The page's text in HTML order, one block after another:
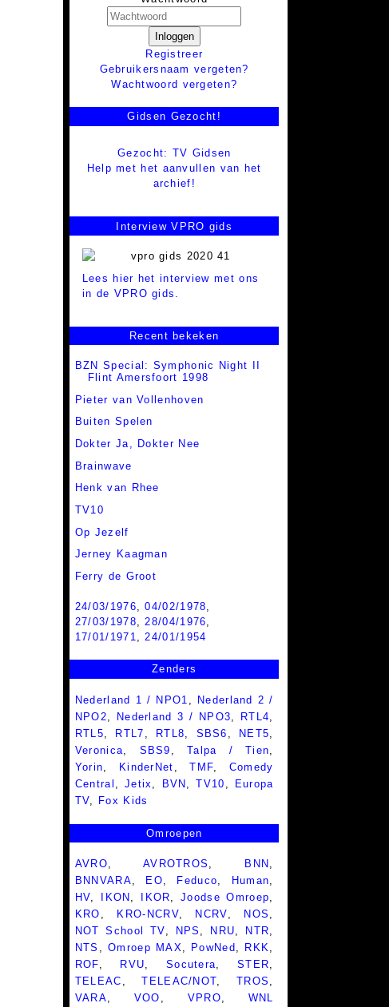
Inloggen
Registreer
Gebruikersnaam vergeten?
Wachtwoord vergeten?
Gidsen Gezocht!
Gezocht: TV Gidsen
Help met het aanvullen van het
archief!
Interview VPRO gids
Lees hier het interview met ons
in de VPRO gids.
Recent bekeken
BZN Special: Symphonic Night II
Flint Amersfoort 1998
Pieter van Vollenhoven
Buiten Spelen
Dokter Ja, Dokter Nee
Brainwave
Henk van Rhee
TV10
Op Jezelf
Jerney Kaagman
Ferry de Groot
24/03/1976,04/02/1978,
27/03/1978,28/04/1976,
17/01/1971,24/01/1954
Zenders
Nederland 1 / NPO1
Nederland 2 /
NPO2
Nederland 3 / NPO3 RTL4
RTL5
RTL7 RTL8 SBS6 NET5
Veronica
SBS9 ,Talpa / Tien
Yorin
KinderNet ,TMF
Comedy
Central
Jetix BVN ,TV10
Europa
TV
Fox Kids
Omroepen
AVRO, AVROTROS , BNN ,
BNNVARA, EO, Feduco, Human,
HV, IKON , IKOR,Joodse Omroep,
KRO , KRO-NCRV, NCRV, NOS ,
NOT School TV, NPS , NRU, NTR,
NTS ,Omroep MAX, PowNed , RKK,
ROF, RVU, Socutera,STER,
TELEAC ,TELEAC/NOT,TROS ,
VARA, VOO , VPRO, WNL